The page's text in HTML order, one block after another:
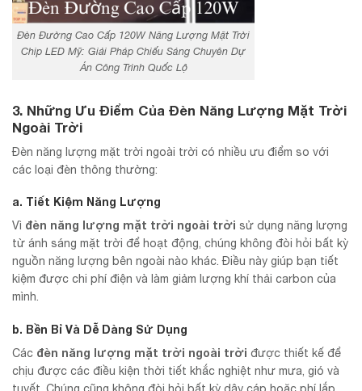
Đèn Đường Cao Cấp 120W Năng Lượng Mặt Trời
Chip LED Mỹ: Giải Pháp Chiếu Sáng Chuyên Dự
Án Công Trình Quốc Lộ
3. Những Ưu Điểm Của Đèn Năng Lượng Mặt Trời
Ngoài Trời
Đèn năng lượng mặt trời ngoài trời có nhiều ưu điểm so với
các loại đèn thông thường:
a. Tiết Kiệm Năng Lượng
Vì đèn năng lượng mặt trời ngoài trời sử dụng năng lượng
từ ánh sáng mặt trời để hoạt động, chúng không đòi hỏi bất kỳ
nguồn năng lượng bên ngoài nào khác. Điều này giúp bạn tiết
kiệm được chi phí điện và làm giảm lượng khí thải carbon của
mình.
b. Bền Bỉ Và Dễ Dàng Sử Dụng
Các đèn năng lượng mặt trời ngoài trời được thiết kế để
chịu được các điều kiện thời tiết khắc nghiệt như mưa, gió và
tuyết. Chúng cũng không đòi hỏi bất kỳ dây cáp hoặc phí lắp